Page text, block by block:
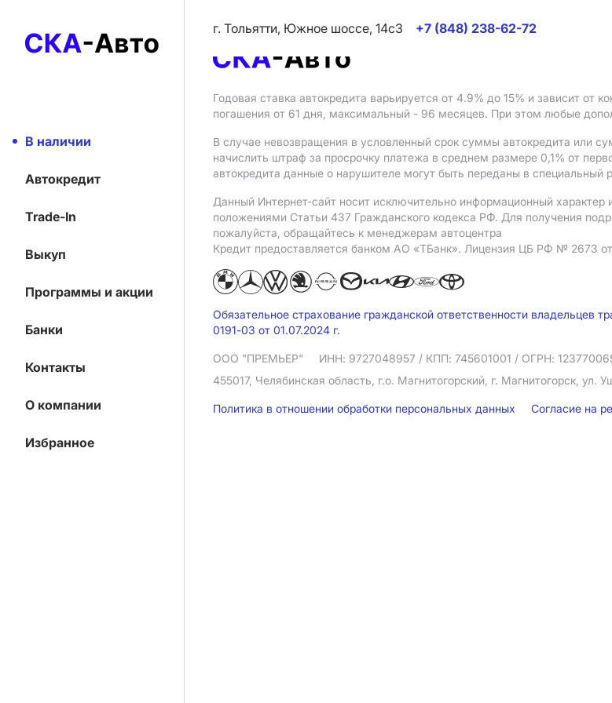
В наличии
Автокредит
Trade-In
Выкуп
Программы и акции
Банки
Контакты
О компании
Избранное
г. Тольятти, Южное шоссе, 14с3
+7 (848) 238-62-72
Годовая ставка автокредита варьируется от 4.9% до 15% и зависит от
погашения от 61 дня, максимальный - 96 месяцев. При этом любые
В случае невозвращения в условленный срок суммы автокредита или
начислить штраф за просрочку платежа в среднем размере 0,1% от
автокредита данные о нарушителе могут быть переданы в специальный
Данный Интернет-сайт носит исключительно информационный
положениями Статьи 437 Гражданского кодекса РФ. Для получения
пожалуйста, обращайтесь к менеджерам автоцентра
Кредит предоставляется банком АO «ТБанк». Лицензия ЦБ РФ № 2673
Обязательное страхование гражданской ответственности
0191-03 от 01.07.2024 г.
ООО "ПРЕМЬЕР" ИНН: 9727048957 / КПП: 745601001 / ОГРН:
455017, Челябинская область, г.о. Магнитогорский, г. Магнитогорск, ул.
Политика в отношении обработки персональных данных Согласие на